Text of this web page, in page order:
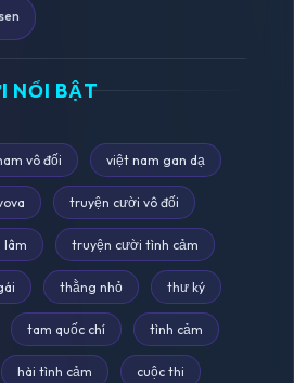
NỔI BẬT
vô đối việt nam gan dạ
truyện cười vô đối
lâm truyện cười tình cảm
thằng nhỏ thư ký
tam quốc chí tình cảm
hài tình cảm cuộc thi